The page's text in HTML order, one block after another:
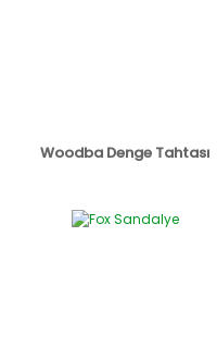
Woodba Denge Tahtası